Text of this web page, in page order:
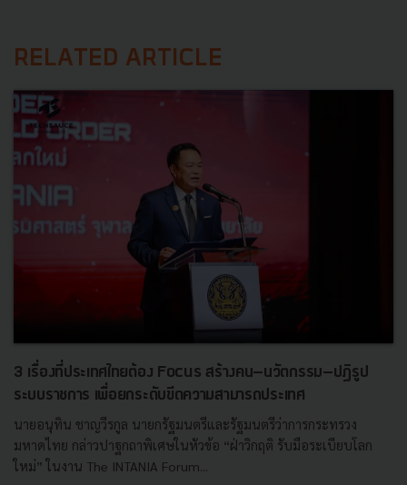
RELATED ARTICLE
3 เรื่องที่ประเทศไทยต้อง Focus สร้างคน–นวัตกรรม–ปฏิรูป
ระบบราชการ เพื่อยกระดับขีดความสามารถประเทศ
นายอนุทิน ชาญวีรกูล นายกรัฐมนตรีและรัฐมนตรีว่าการกระทรวง
มหาดไทย กล่าวปาฐกถาพิเศษในหัวข้อ “ฝ่าวิกฤติ รับมือระเบียบโลก
ใหม่” ในงาน The INTANIA Forum...